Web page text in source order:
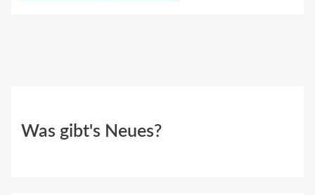
Was gibt's Neues?